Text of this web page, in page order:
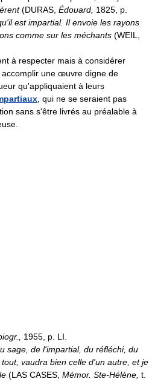
(DURAS, Édouard, 1825, p.
est impartial. Il envoie les rayons
comme sur les méchants (WEIL,
à respecter mais à considérer
une œuvre digne de
qu'appliquaient à leurs
, qui ne se seraient pas
sans s'être livrés au préalable à
1955, p. LI.
sage, de l'impartial, du réfléchi, du
vaudra bien celle d'un autre, et je
(LAS CASES, Mémor. Ste-Hélène, t.